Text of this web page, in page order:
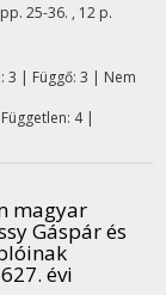
pp. 25-36. , 12 p.
3 | Függő: 3 | Nem
4 |
magyar
Gáspár és
évi